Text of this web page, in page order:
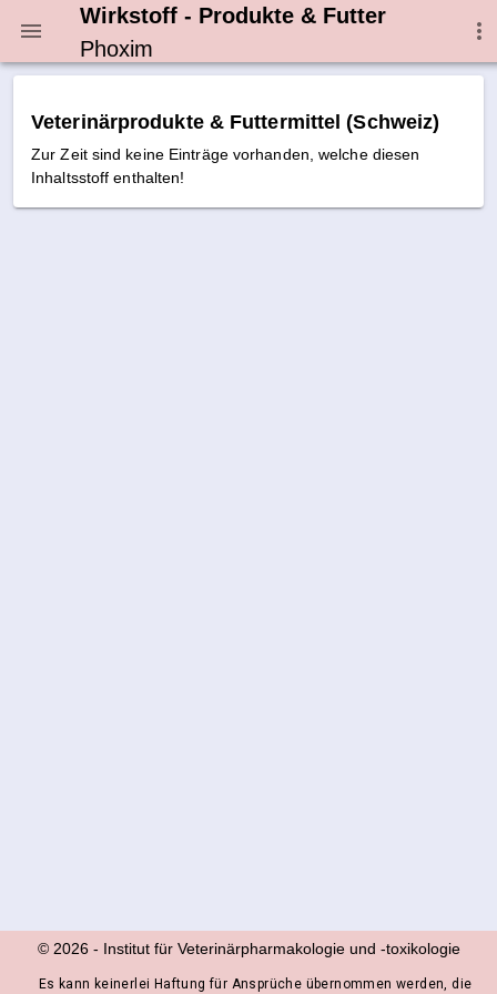
Wirkstoff - Produkte & Futter
Phoxim
Veterinärprodukte & Futtermittel (Schweiz)
Zur Zeit sind keine Einträge vorhanden, welche diesen
Inhaltsstoff enthalten!
© 2026- Institut für Veterinärpharmakologie und ‑toxikologie
Es kann keinerlei Haftung für Ansprüche übernommen werden, die